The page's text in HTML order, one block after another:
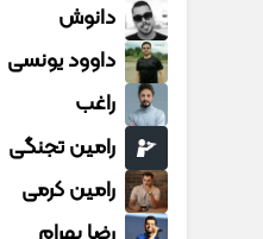
دانوش
داوود یونسی
راغب
رامین تجنگی
رامین کرمی